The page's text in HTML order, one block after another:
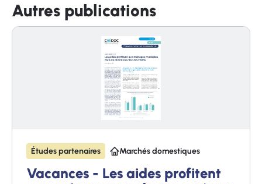
Autres publications
Études partenaires Marchés domestiques
Vacances - Les aides profitent